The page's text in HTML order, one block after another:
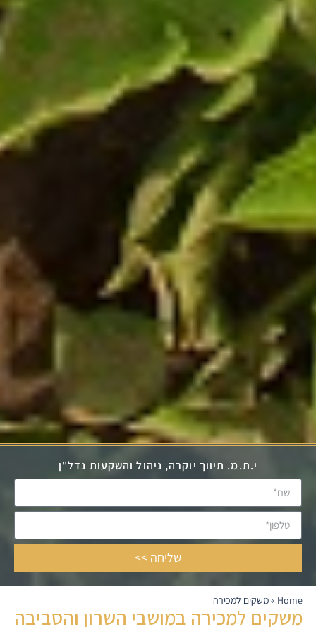
י.ת.מ. תיווך יוקרה, ניהול והשקעות נדל"ן
שליחה >>
Home
»משקים למכירה
משקים למכירה במושבי השרון והסביבה